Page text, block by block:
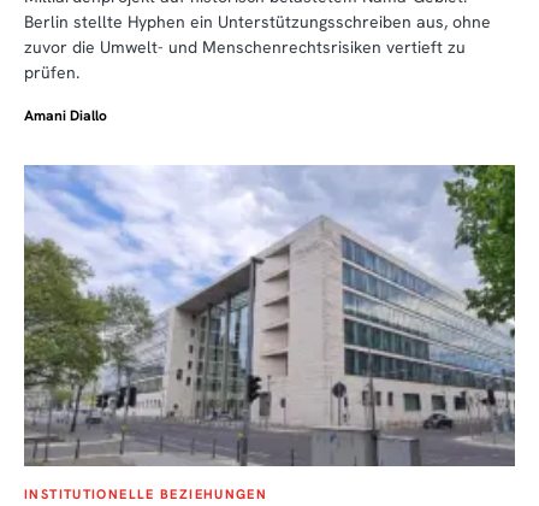
Berlin stellte Hyphen ein Unterstützungsschreiben aus, ohne
zuvor die Umwelt- und Menschenrechtsrisiken vertieft zu
prüfen.
Amani Diallo
INSTITUTIONELLE BEZIEHUNGEN